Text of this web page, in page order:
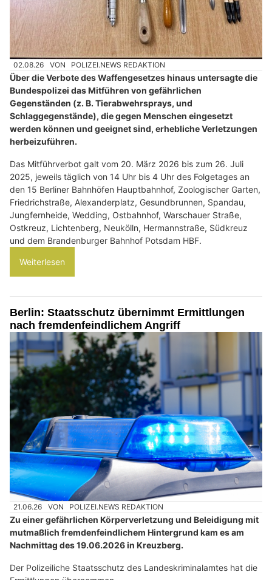
02.08.26 VON POLIZEI.NEWS REDAKTION
Über die Verbote des Waffengesetzes hinaus untersagte die
Bundespolizei das Mitführen von gefährlichen
Gegenständen (z. B. Tierabwehrsprays, und
Schlaggegenstände), die gegen Menschen eingesetzt
werden können und geeignet sind, erhebliche Verletzungen
herbeizuführen.
Das Mitführverbot galt vom 20. März 2026 bis zum 26. Juli
2025, jeweils täglich von 14 Uhr bis 4 Uhr des Folgetages an
den 15 Berliner Bahnhöfen Hauptbahnhof, Zoologischer Garten,
Friedrichstraße, Alexanderplatz, Gesundbrunnen, Spandau,
Jungfernheide, Wedding, Ostbahnhof, Warschauer Straße,
Ostkreuz, Lichtenberg, Neukölln, Hermannstraße, Südkreuz
und dem Brandenburger Bahnhof Potsdam HBF.
Weiterlesen
Berlin: Staatsschutz übernimmt Ermittlungen
nach fremdenfeindlichem Angriff
21.06.26 VON POLIZEI.NEWS REDAKTION
Zu einer gefährlichen Körperverletzung und Beleidigung mit
mutmaßlich fremdenfeindlichem Hintergrund kam es am
Nachmittag des 19.06.2026 in Kreuzberg.
Der Polizeiliche Staatsschutz des Landeskriminalamtes hat die